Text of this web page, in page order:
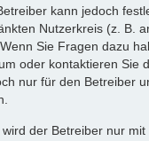
kann jedoch
Nutzerkreis (z. B.
Sie Fragen dazu
oder kontaktieren Sie
nur für den Betreiber
der Betreiber nur